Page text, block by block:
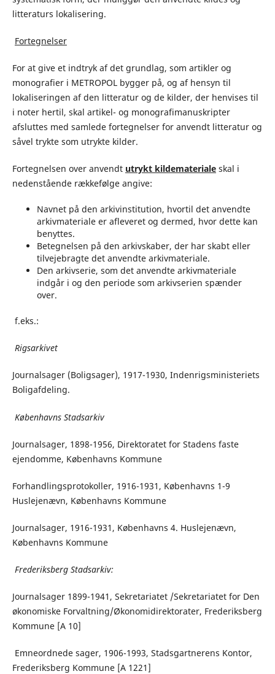
litteraturs lokalisering.
Fortegnelser
For at give et indtryk af det grundlag, som artikler og
monografier i METROPOL bygger på, og af hensyn til
lokaliseringen af den litteratur og de kilder, der henvises til
i noter hertil, skal artikel- og monografimanuskripter
afsluttes med samlede fortegnelser for anvendt litteratur og
såvel trykte som utrykte kilder.
Fortegnelsen over anvendt utrykt kildematerialeskal i
nedenstående rækkefølge angive:
Navnet på den arkivinstitution, hvortil det anvendte
arkivmateriale er afleveret og dermed, hvor dette kan
benyttes.
Betegnelsen på den arkivskaber, der har skabt eller
tilvejebragte det anvendte arkivmateriale.
Den arkivserie, som det anvendte arkivmateriale
indgår i og den periode som arkivserien spænder
over.
f.eks.:
Rigsarkivet
Journalsager (Boligsager), 1917-1930, Indenrigsministeriets
Boligafdeling.
Københavns Stadsarkiv
Journalsager, 1898-1956, Direktoratet for Stadens faste
ejendomme, Københavns Kommune
Forhandlingsprotokoller, 1916-1931, Københavns 1-9
Huslejenævn, Københavns Kommune
Journalsager, 1916-1931, Københavns 4. Huslejenævn,
Københavns Kommune
Frederiksberg Stadsarkiv:
Journalsager 1899-1941, Sekretariatet /Sekretariatet for Den
økonomiske Forvaltning/Økonomidirektorater, Frederiksberg
Kommune [A 10]
Emneordnede sager, 1906-1993, Stadsgartnerens Kontor,
Frederiksberg Kommune [A 1221]